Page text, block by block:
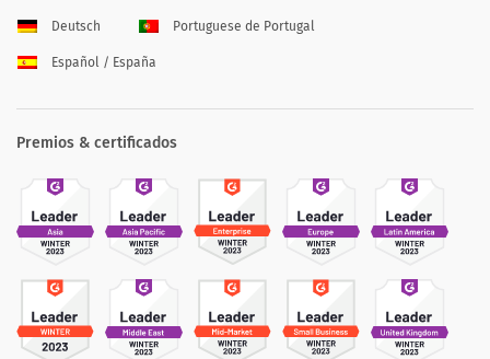
Deutsch Portuguese de Portugal
Español / España
Premios & certificados